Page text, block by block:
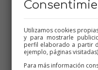
Utilizamos cookies
y para mostrarle
perfil elaborado a partir
ejemplo, páginas
Para más información